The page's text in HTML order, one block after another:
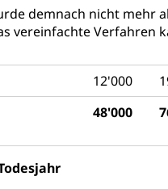
demnach nicht mehr
vereinfachte Verfahren
12'000
48'000